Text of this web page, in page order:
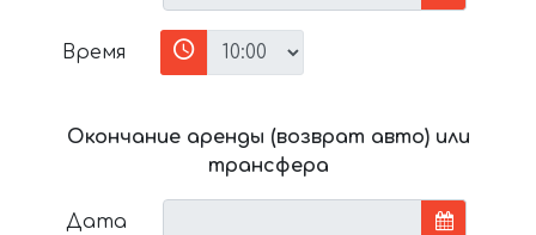
Время
Окончание аренды (возврат авто) или
трансфера
Дата